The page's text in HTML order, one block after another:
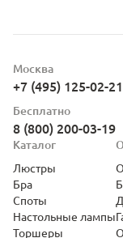
Москва
+7 (495) 125-02-21
Бесплатно
8 (800) 200-03-19
Каталог
Люстры
Бра
Споты
Настольные лампы
Торшеры